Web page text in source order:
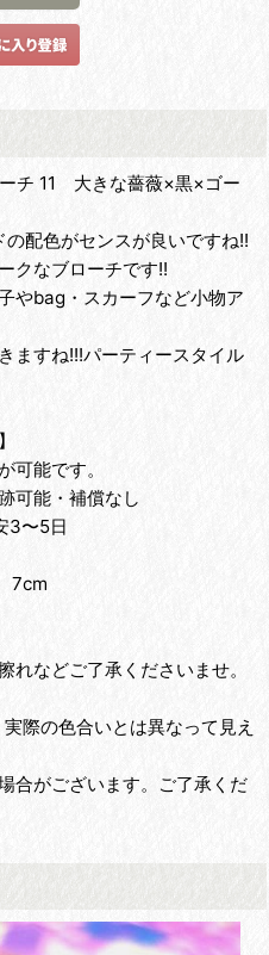
11 大きな薔薇×黒×ゴー
配色がセンスが良いですね!!
クなブローチです!!
やbag・スカーフなど小物ア
ますね!!!パーティースタイル
可能です。
可能・補償なし
3〜5日
7cm
れなどご了承くださいませ。
際の色合いとは異なって見え
合がございます。ご了承くだ